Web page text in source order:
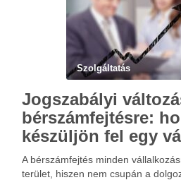
Szolgáltatás
Jogszabályi
bérszámfejtésre:
készüljön fel egy
A bérszámfejtés minden
terület, hiszen nem csupán a